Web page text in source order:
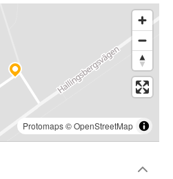
Protomaps©OpenStreetMap